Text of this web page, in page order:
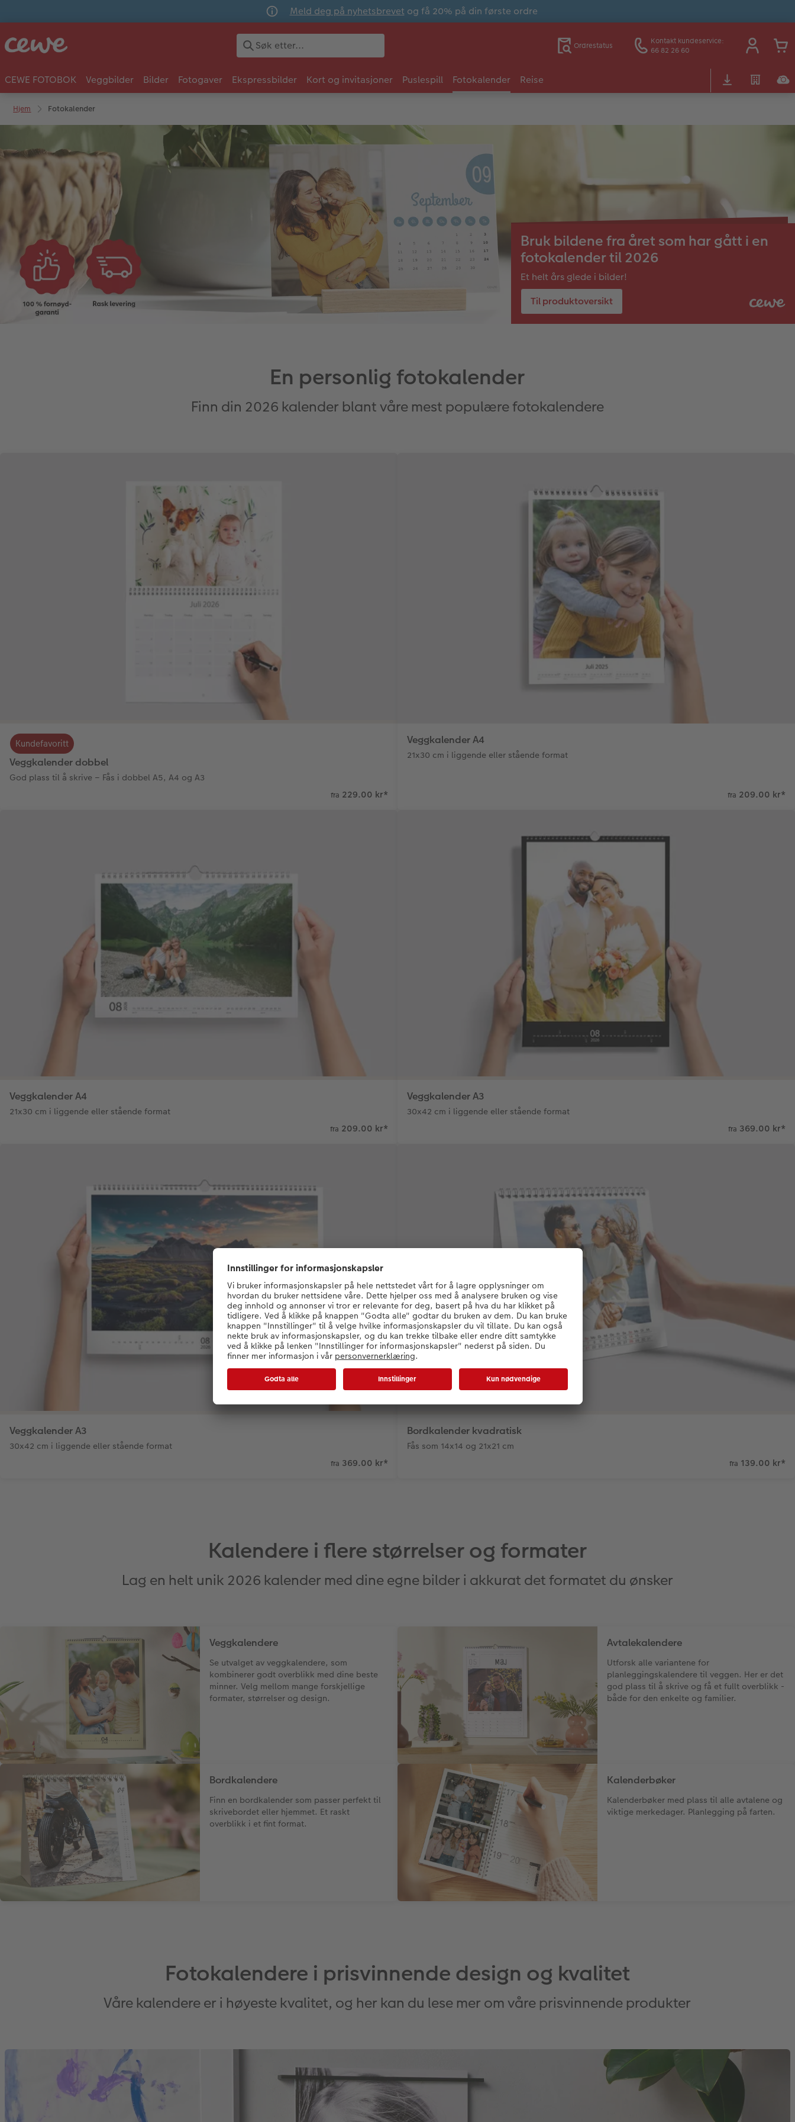
Meld deg på nyhetsbrevet og få 20% på din første ordre
Ordrestatus
Kontakt kundeservice:
66 82 26 60
CEWE FOTOBOK Veggbilder Bilder Fotogaver Ekspressbilder Kort og invitasjoner Puslespill Fotokalender Reise
Hjem Fotokalender
Bruk bildene fra året som har gått i en
fotokalender til 2026
Et helt års glede i bilder!
Til produktoversikt
En personlig fotokalender
Finn din 2026 kalender blant våre mest populære fotokalendere
Veggkalender dobbel
God plass til å skrive – Fås i dobbel A5, A4 og A3
Kundefavoritt
fra 229.00 kr*
Veggkalender A4
21x30 cm i liggende eller stående format
fra 209.00 kr*
Veggkalender A4
21x30 cm i liggende eller stående format
fra 209.00 kr*
Veggkalender A3
30x42 cm i liggende eller stående format
fra 369.00 kr*
Veggkalender A3
30x42 cm i liggende eller stående format
fra 369.00 kr*
Bordkalender kvadratisk
Fås som 14x14 og 21x21 cm
fra 139.00 kr*
Kalendere i flere størrelser og formater
Lag en helt unik 2026 kalender med dine egne bilder i akkurat det formatet du ønsker
Veggkalendere
Se utvalget av veggkalendere, som
kombinerer godt overblikk med dine beste
minner. Velg mellom mange forskjellige
formater, størrelser og design.
Avtalekalendere
Utforsk alle variantene for
planleggingskalendere til veggen. Her er det
god plass til å skrive og få et fullt overblikk -
både for den enkelte og familier.
Bordkalendere
Finn en bordkalender som passer perfekt til
skrivebordet eller hjemmet. Et raskt
overblikk i et fint format.
Kalenderbøker
Kalenderbøker med plass til alle avtalene og
viktige merkedager. Planlegging på farten.
Fotokalendere i prisvinnende design og kvalitet
Våre kalendere er i høyeste kvalitet, og her kan du lese mer om våre prisvinnende produkter